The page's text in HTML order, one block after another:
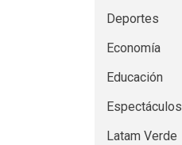
Deportes
Economía
Educación
Espectáculos
Latam Verde